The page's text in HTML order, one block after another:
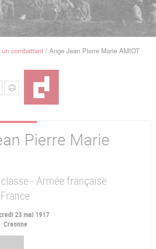
un combattant Ange Jean Pierre Marie AMIOT
Pierre Marie
- Armée française
23 mai 1917
Craonne